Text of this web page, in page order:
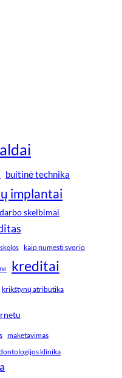
buitinė technika
implantai
darbo skelbimai
kaip numesti svorio
kreditai
krikštynų atributika
maketavimas
klinika